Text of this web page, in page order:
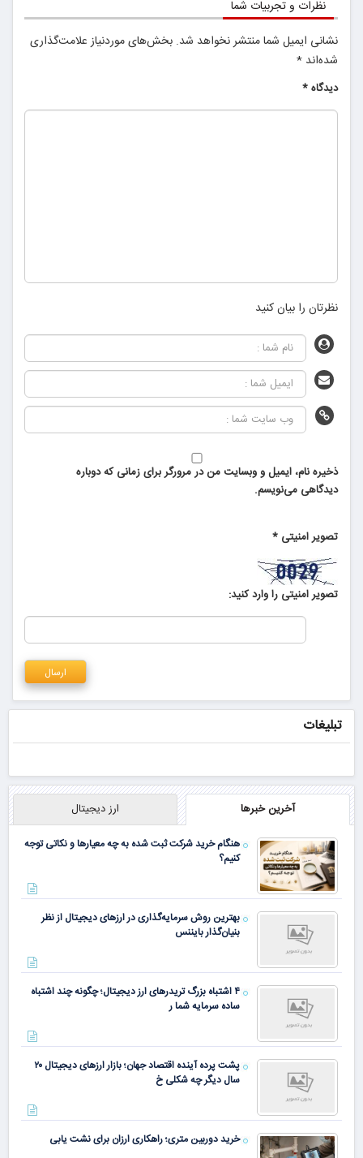
نظرات و تجربیات شما
نشانی ایمیل شما منتشر نخواهد شد. بخش‌های موردنیاز علامت‌گذاری
شده‌اند *
دیدگاه*
نظرتان را بیان کنید
ذخیره نام، ایمیل و وبسایت من در مرورگر برای زمانی که دوباره
دیدگاهی می‌نویسم.
تصویر امنیتی *
تصویر امنیتی را وارد کنید:
تبلیغات
آخرین خبرها ارز دیجیتال
هنگام خرید شرکت ثبت شده به چه معیارها و نکاتی توجه
کنیم؟
بهترین روش سرمایه‌گذاری در ارزهای دیجیتال از نظر
بنیان‌گذار بایننس
۴ اشتباه بزرگ تریدرهای ارز دیجیتال؛ چگونه چند اشتباه
ساده سرمایه شما ر
پشت پرده آینده اقتصاد جهان؛ بازار ارزهای دیجیتال ۲۰
سال دیگر چه شکلی خ
خرید دوربین متری؛ راهکاری ارزان برای نشت یابی